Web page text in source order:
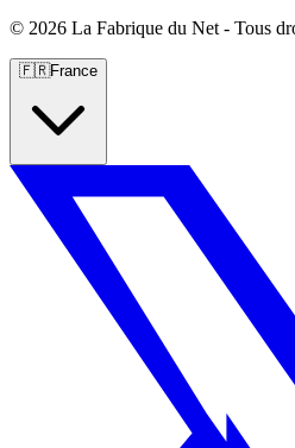
© 2026 La Fabrique du Net - Tous
🇫🇷France